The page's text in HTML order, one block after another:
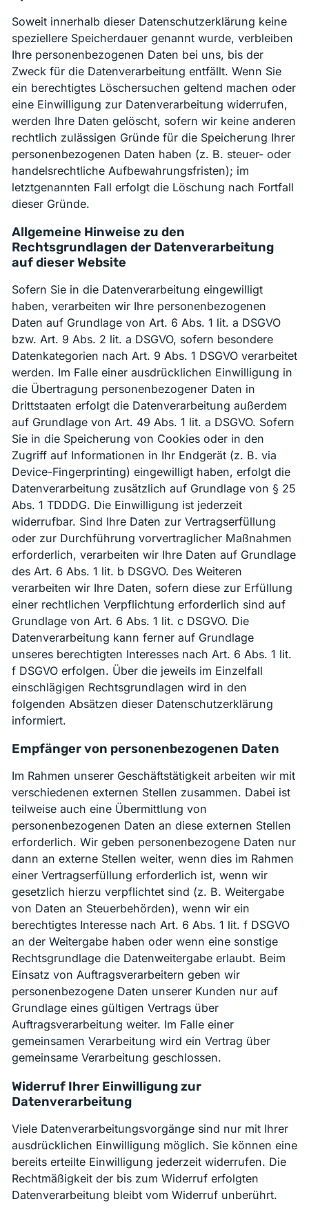
Soweit innerhalb dieser Datenschutzerklärung keine
speziellere Speicherdauer genannt wurde, verbleiben
Ihre personenbezogenen Daten bei uns, bis der
Zweck für die Datenverarbeitung entfällt. Wenn Sie
ein berechtigtes Löschersuchen geltend machen oder
eine Einwilligung zur Datenverarbeitung widerrufen,
werden Ihre Daten gelöscht, sofern wir keine anderen
rechtlich zulässigen Gründe für die Speicherung Ihrer
personenbezogenen Daten haben (z. B. steuer- oder
handelsrechtliche Aufbewahrungsfristen); im
letztgenannten Fall erfolgt die Löschung nach Fortfall
dieser Gründe.
Allgemeine Hinweise zu den
Rechtsgrundlagen der Datenverarbeitung
auf dieser Website
Sofern Sie in die Datenverarbeitung eingewilligt
haben, verarbeiten wir Ihre personenbezogenen
Daten auf Grundlage von Art. 6 Abs. 1 lit. a DSGVO
bzw. Art. 9 Abs. 2 lit. a DSGVO, sofern besondere
Datenkategorien nach Art. 9 Abs. 1 DSGVO verarbeitet
werden. Im Falle einer ausdrücklichen Einwilligung in
die Übertragung personenbezogener Daten in
Drittstaaten erfolgt die Datenverarbeitung außerdem
auf Grundlage von Art. 49 Abs. 1 lit. a DSGVO. Sofern
Sie in die Speicherung von Cookies oder in den
Zugriff auf Informationen in Ihr Endgerät (z. B. via
Device-Fingerprinting) eingewilligt haben, erfolgt die
Datenverarbeitung zusätzlich auf Grundlage von § 25
Abs. 1 TDDDG. Die Einwilligung ist jederzeit
widerrufbar. Sind Ihre Daten zur Vertragserfüllung
oder zur Durchführung vorvertraglicher Maßnahmen
erforderlich, verarbeiten wir Ihre Daten auf Grundlage
des Art. 6 Abs. 1 lit. b DSGVO. Des Weiteren
verarbeiten wir Ihre Daten, sofern diese zur Erfüllung
einer rechtlichen Verpflichtung erforderlich sind auf
Grundlage von Art. 6 Abs. 1 lit. c DSGVO. Die
Datenverarbeitung kann ferner auf Grundlage
unseres berechtigten Interesses nach Art. 6 Abs. 1 lit.
f DSGVO erfolgen. Über die jeweils im Einzelfall
einschlägigen Rechtsgrundlagen wird in den
folgenden Absätzen dieser Datenschutzerklärung
informiert.
Empfänger von personenbezogenen Daten
Im Rahmen unserer Geschäftstätigkeit arbeiten wir mit
verschiedenen externen Stellen zusammen. Dabei ist
teilweise auch eine Übermittlung von
personenbezogenen Daten an diese externen Stellen
erforderlich. Wir geben personenbezogene Daten nur
dann an externe Stellen weiter, wenn dies im Rahmen
einer Vertragserfüllung erforderlich ist, wenn wir
gesetzlich hierzu verpflichtet sind (z. B. Weitergabe
von Daten an Steuerbehörden), wenn wir ein
berechtigtes Interesse nach Art. 6 Abs. 1 lit. f DSGVO
an der Weitergabe haben oder wenn eine sonstige
Rechtsgrundlage die Datenweitergabe erlaubt. Beim
Einsatz von Auftragsverarbeitern geben wir
personenbezogene Daten unserer Kunden nur auf
Grundlage eines gültigen Vertrags über
Auftragsverarbeitung weiter. Im Falle einer
gemeinsamen Verarbeitung wird ein Vertrag über
gemeinsame Verarbeitung geschlossen.
Widerruf Ihrer Einwilligung zur
Datenverarbeitung
Viele Datenverarbeitungsvorgänge sind nur mit Ihrer
ausdrücklichen Einwilligung möglich. Sie können eine
bereits erteilte Einwilligung jederzeit widerrufen. Die
Rechtmäßigkeit der bis zum Widerruf erfolgten
Datenverarbeitung bleibt vom Widerruf unberührt.